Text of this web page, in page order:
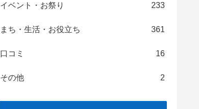
イベント・お祭り 233
まち・生活・お役立ち 361
口コミ 16
その他 2